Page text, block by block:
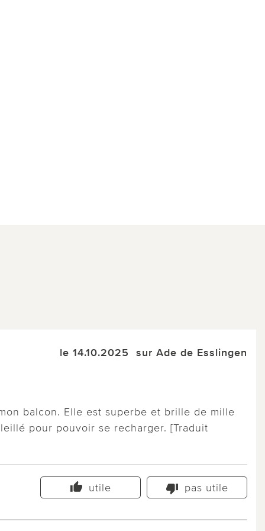
le 14.10.2025 sur Ade de Esslingen
balcon. Elle est superbe et brille de mille
pour pouvoir se recharger. [Traduit
utile pas utile